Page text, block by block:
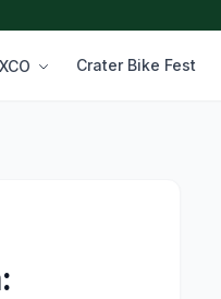
Crater Bike Fest